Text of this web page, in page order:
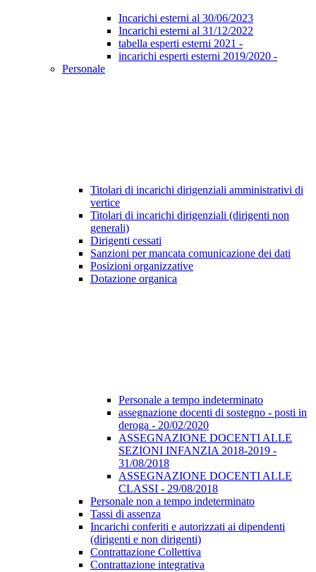
Incarichi esterni al 30/06/2023
Incarichi esterni al 31/12/2022
tabella esperti esterni 2021 -
incarichi esperti esterni 2019/2020 -
Personale
Titolari di incarichi dirigenziali amministrativi di
vertice
Titolari di incarichi dirigenziali (dirigenti non
generali)
Dirigenti cessati
Sanzioni per mancata comunicazione dei dati
Posizioni organizzative
Dotazione organica
Personale a tempo indeterminato
assegnazione docenti di sostegno - posti in
deroga - 20/02/2020
ASSEGNAZIONE DOCENTI ALLE
SEZIONI INFANZIA 2018-2019 -
31/08/2018
ASSEGNAZIONE DOCENTI ALLE
CLASSI - 29/08/2018
Personale non a tempo indeterminato
Tassi di assenza
Incarichi conferiti e autorizzati ai dipendenti
(dirigenti e non dirigenti)
Contrattazione Collettiva
Contrattazione integrativa